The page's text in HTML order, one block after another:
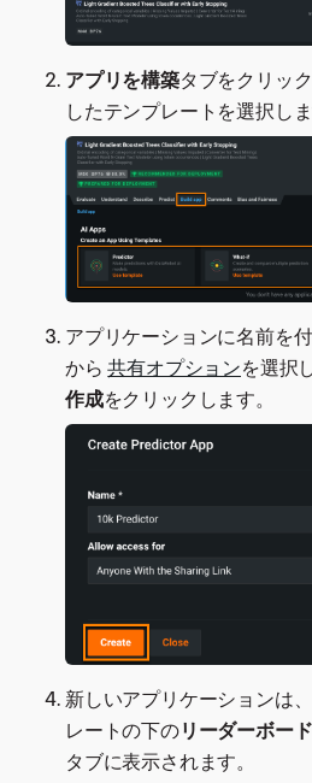
アプリを構築タブをクリッ
したテンプレートを選択しま
アプリケーションに名前を
から共有オプションを選択
作成をクリックします。
新しいアプリケーションは
レートの下のリーダーボード
タブに表示されます。